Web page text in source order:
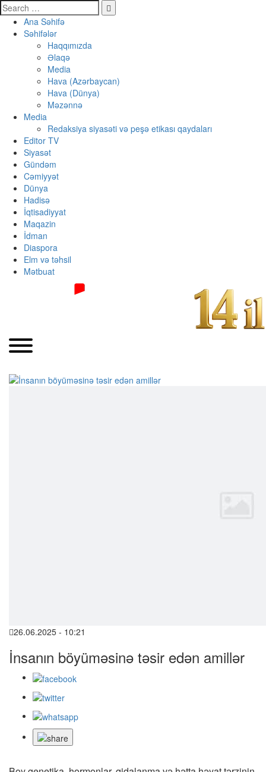
Ana Səhifə
Səhifələr
Haqqımızda
Əlaqə
Media
Hava (Azərbaycan)
Hava (Dünya)
Məzənnə
Media
Redaksiya siyasəti və peşə etikası qaydaları
Editor TV
Siyasət
Gündəm
Cəmiyyət
Dünya
Hadisə
İqtisadiyyat
Maqazin
İdman
Diaspora
Elm və təhsil
Mətbuat
26.06.2025 - 10:21
İnsanın böyüməsinə təsir edən amillər